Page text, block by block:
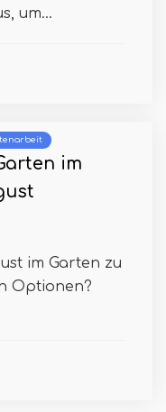
um...
im
im Garten zu
Optionen?